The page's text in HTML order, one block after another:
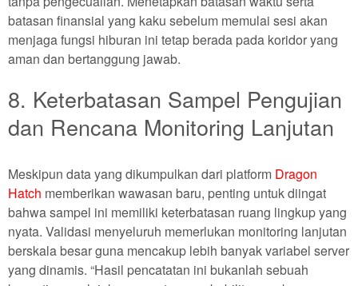
batasan finansial yang kaku sebelum memulai sesi akan
menjaga fungsi hiburan ini tetap berada pada koridor yang
aman dan bertanggung jawab.
8. Keterbatasan Sampel Pengujian
dan Rencana Monitoring Lanjutan
Meskipun data yang dikumpulkan dari platform Dragon
Hatch memberikan wawasan baru, penting untuk diingat
bahwa sampel ini memiliki keterbatasan ruang lingkup yang
nyata. Validasi menyeluruh memerlukan monitoring lanjutan
berskala besar guna mencakup lebih banyak variabel server
yang dinamis. “Hasil pencatatan ini bukanlah sebuah